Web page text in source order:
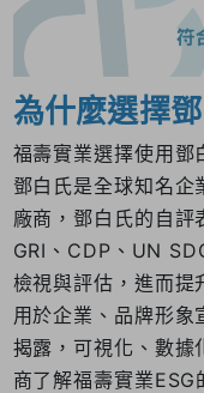
為什麼選擇
福壽實業選擇使用鄧
鄧白氏是全球知名企
廠商，鄧白氏的自評
GRI、CDP、UN
檢視與評估，進而提
用於企業、品牌形象
揭露，可視化、數據
商了解福壽實業